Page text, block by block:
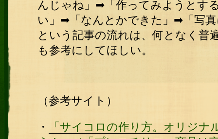
んじゃね」➡「作ってみようとす
い」➡「なんとかできた」➡「写
という記事の流れは、何となく普
も参考にしてほしい。
（参考サイト）
・
「サイコロの作り方。オリジナ